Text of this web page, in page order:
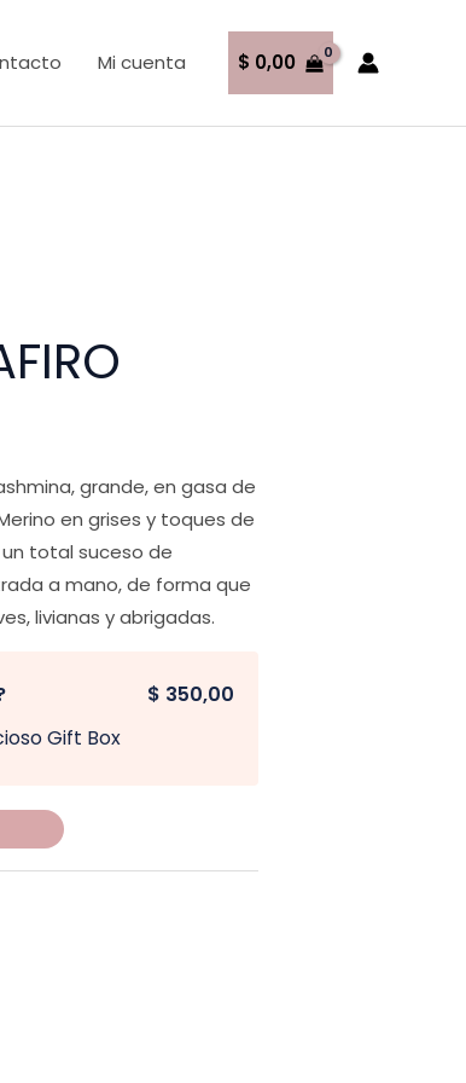
Mi cuenta $ 0,00
grande, en gasa de
en grises y toques de
total suceso de
a mano, de forma que
livianas y abrigadas.
Gift Box
$ 350,00